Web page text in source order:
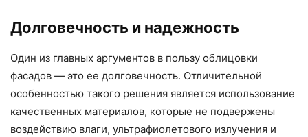
Долговечность и надежность
Один из главных аргументов в пользу облицовки
фасадов — это ее долговечность. Отличительной
особенностью такого решения является использование
качественных материалов, которые не подвержены
воздействию влаги, ультрафиолетового излучения и